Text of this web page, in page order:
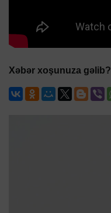
Xəbər xoşunuza gəlib?